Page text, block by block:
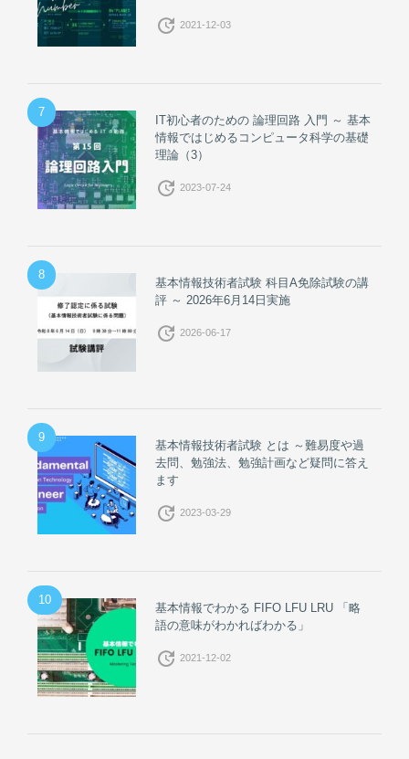
update 2021-12-03
7
IT初心者のための 論理回路 入門 ～ 基本
情報ではじめるコンピュータ科学の基礎
理論（3）
update 2023-07-24
8
基本情報技術者試験 科目A免除試験の講
評 ～ 2026年6月14日実施
update 2026-06-17
9
基本情報技術者試験 とは ～難易度や過
去問、勉強法、勉強計画など疑問に答え
ます
update 2023-03-29
10
基本情報でわかる FIFO LFU LRU 「略
語の意味がわかればわかる」
update 2021-12-02